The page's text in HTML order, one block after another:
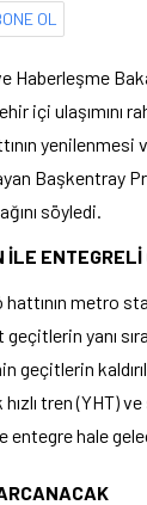
OL
Haberleşme
içi ulaşımını
yenilenmesi
Başkentray
söyledi.
İLE
metro
yanı
geçitlerin
hızlı tren (YHT)
entegre hale